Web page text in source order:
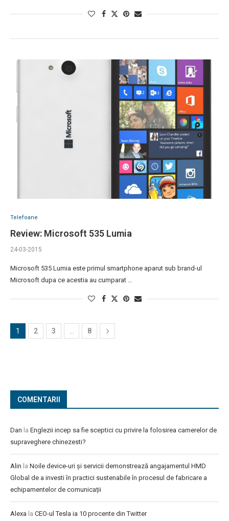
Telefoane
Review: Microsoft 535 Lumia
24-03-2015
Microsoft 535 Lumia este primul smartphone aparut sub brand-ul
Microsoft dupa ce acestia au cumparat …
1 2 3 … 8
COMENTARII
Dan la Englezii incep sa fie sceptici cu privire la folosirea camerelor de
supraveghere chinezesti?
Alin la Noile device-uri și servicii demonstrează angajamentul HMD
Global de a investi în practici sustenabile în procesul de fabricare a
echipamentelor de comunicații
Alexa la CEO-ul Tesla ia 10 procente din Twitter